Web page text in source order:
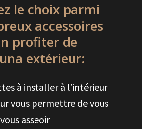
le choix parmi
accessoires
profiter de
extérieur:
à installer à l’intérieur
vous permettre de vous
asseoir